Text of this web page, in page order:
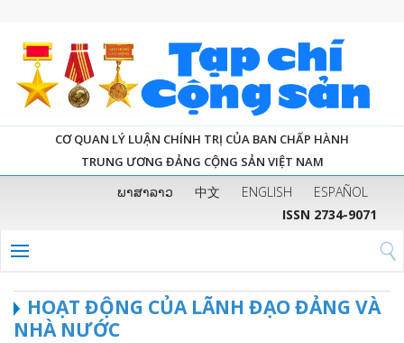
CƠ QUAN LÝ LUẬN CHÍNH TRỊ CỦA BAN CHẤP HÀNH
TRUNG ƯƠNG ĐẢNG CỘNG SẢN VIỆT NAM
ພາສາລາວ 中文 ENGLISH
ESPAÑOL
ISSN 2734-9071
HOẠT ĐỘNG CỦA LÃNH ĐẠO ĐẢNG VÀ
NHÀ NƯỚC